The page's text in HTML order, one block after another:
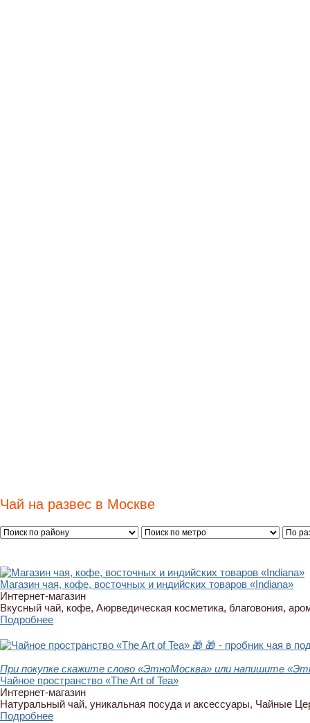
Чай на развес в Москве
Магазин чая, кофе, восточных и индийских товаров «Indiana»
Интернет-магазин
Вкусный чай, кофе, Аюрведическая косметика, благовония,
Подробнее
🎁 🎁 - пробник чая в
При покупке скажите слово «ЭтноМосква» или напишите
Чайное пространство «The Art of Tea»
Интернет-магазин
Натуральный чай, уникальная посуда и аксессуары, Чайные
Подробнее